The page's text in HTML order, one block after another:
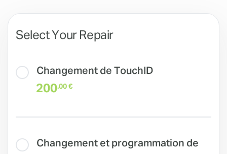
Select Your Repair
Changement de TouchID
200.00 €
Changement et programmation de